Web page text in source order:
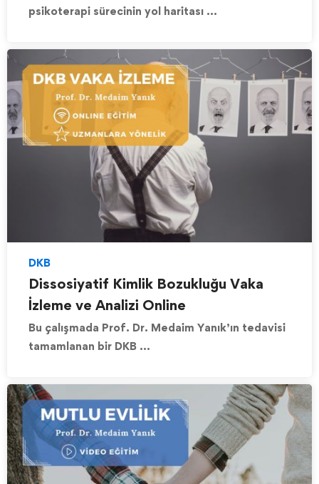
psikoterapi sürecinin yol haritası …
DKB
Dissosiyatif Kimlik Bozukluğu Vaka
İzleme ve Analizi Online
Bu çalışmada Prof. Dr. Medaim Yanık’ın tedavisi
tamamlanan bir DKB …